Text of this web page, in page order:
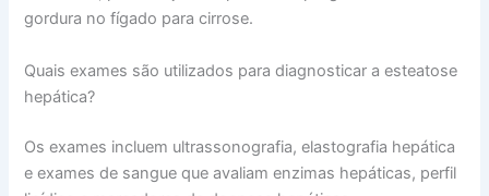
gordura no fígado para cirrose.
Quais exames são utilizados para diagnosticar a esteatose
hepática?
Os exames incluem ultrassonografia, elastografia hepática
e exames de sangue que avaliam enzimas hepáticas, perfil